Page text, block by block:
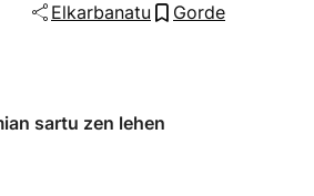
Elkarbanatu Gorde
sartu zen lehen